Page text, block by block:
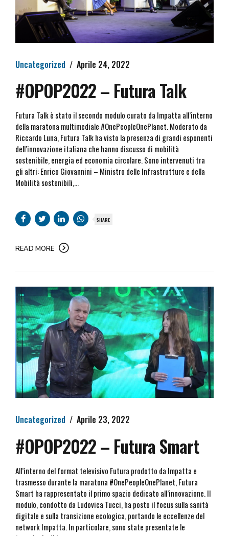
Uncategorized Aprile 24, 2022
#OPOP2022 – Futura Talk
Futura Talk è stato il secondo modulo curato da Impatta all’interno
della maratona multimediale #OnePeopleOnePlanet. Moderato da
Riccardo Luna, Futura Talk ha visto la presenza di grandi esponenti
dell’innovazione italiana che hanno discusso di mobilità
sostenibile, energia ed economia circolare. Sono intervenuti tra
gli altri: Enrico Giovannini – Ministro delle Infrastrutture e della
Mobilità sostenibili,...
SHARE
READ MORE
Uncategorized Aprile 23, 2022
#OPOP2022 – Futura Smart
All’interno del format televisivo Futura prodotto da Impatta e
trasmesso durante la maratona #OnePeopleOnePlanet, Futura
Smart ha rappresentato il primo spazio dedicato all’innovazione. Il
modulo, condotto da Ludovica Tucci, ha posto il focus sulla sanità
digitale e sulla transizione ecologica, portando le eccellenze del
network Impatta. In particolare, sono state presentate le